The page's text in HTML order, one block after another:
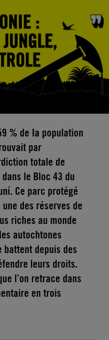
% de Ia population
par
totale de
le Bloc 43 du
Ce parc protégé
une des réserves de
riches au monde
autochtones
battent depuis des
leurs droits.
l’on retrace dans
en trois